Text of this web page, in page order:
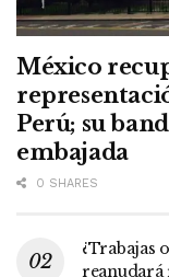
México
Perú; su
embajada
0 SHARES
¿Trabajas
reanudará